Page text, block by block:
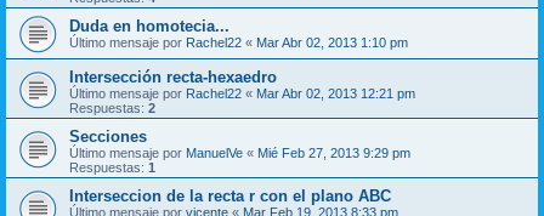
Duda en homotecia...
Último mensaje por Rachel22 « Mar Abr 02, 2013 1:10 pm
Intersección recta-hexaedro
Último mensaje por Rachel22 « Mar Abr 02, 2013 12:21 pm
Respuestas: 2
Secciones
Último mensaje por ManuelVe « Mié Feb 27, 2013 9:29 pm
Respuestas: 1
Interseccion de la recta r con el plano ABC
Último mensaje por vicente « Mar Feb 19, 2013 8:33 pm